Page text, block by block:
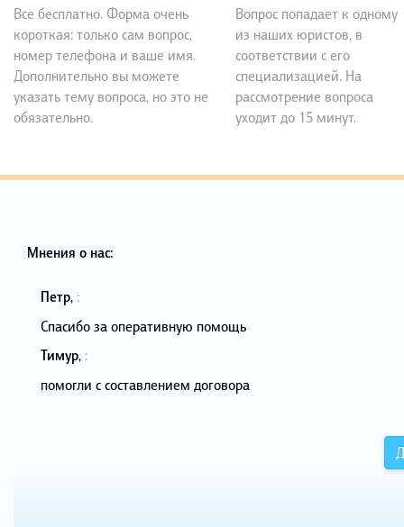
Все бесплатно. Форма очень
короткая: только сам вопрос,
номер телефона и ваше имя.
Дополнительно вы можете
указать тему вопроса, но это не
обязательно.
Вопрос попадает к одному
из наших юристов, в
соответствии с его
специализацией. На
рассмотрение вопроса
уходит до 15 минут.
Мнения о нас:
Петр, :
Спасибо за оперативную помощь
Тимур, :
помогли с составлением договора